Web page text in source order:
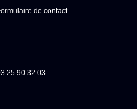
de contact
25 90 32 03